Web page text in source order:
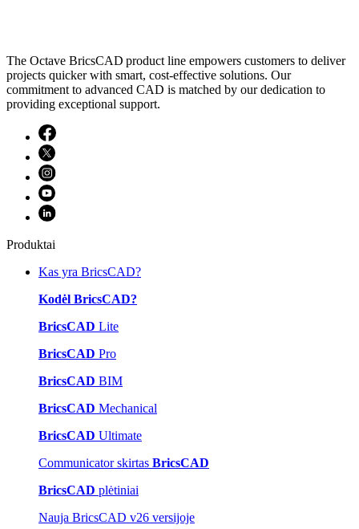
The Octave BricsCAD product line empowers customers to deliver
projects quicker with smart, cost-effective solutions. Our
commitment to advanced CAD is matched by our dedication to
providing exceptional support.
Produktai
Kas yra BricsCAD?
Kodėl BricsCAD?
BricsCAD Lite
BricsCAD Pro
BricsCAD BIM
BricsCAD Mechanical
BricsCAD Ultimate
Communicator skirtas BricsCAD
BricsCAD plėtiniai
Nauja BricsCAD v26 versijoje